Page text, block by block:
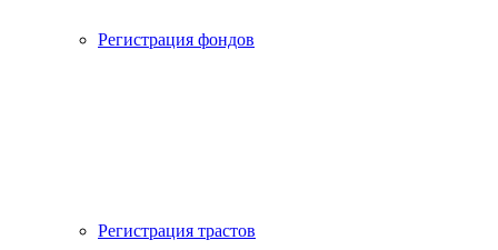
Регистрация фондов
Регистрация трастов